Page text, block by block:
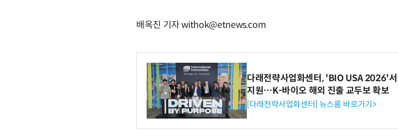
배옥진 기자 withok@etnews.com
다래전략사업화센터, 'BIO USA 2026'
지원…K-바이오 해외 진출 교두보 확보
[다래전략사업화센터] 뉴스룸 바로가기>